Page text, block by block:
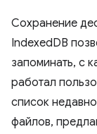
Сохранение
IndexedDB
запоминать, с
работал
список
файлов,